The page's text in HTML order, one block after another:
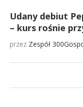
Udany debiut
– kurs rośnie
przez Zespół